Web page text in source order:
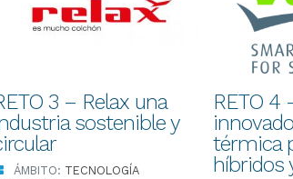
3 – Relax una
sostenible y
ÁMBITO: TECNOLOGÍA
RETO 4
térmica
híbridos